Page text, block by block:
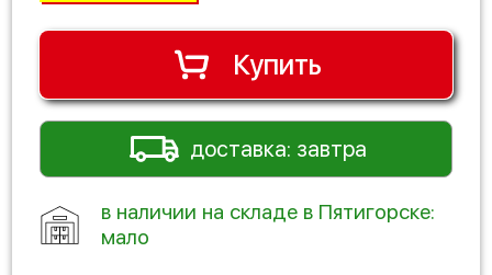
Купить
доставка: завтра
в наличии на складе в Пятигорске:
мало